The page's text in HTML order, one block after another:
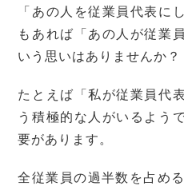
「あの人を従業員代表に
もあれば「あの人が従業
いう思いはありませんか？
たとえば「私が従業員代
う積極的な人がいるよう
要があります。
全従業員の過半数を占め